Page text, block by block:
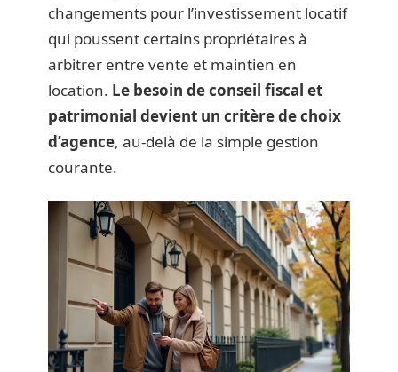
changements pour l’investissement locatif
qui poussent certains propriétaires à
arbitrer entre vente et maintien en
location. Le besoin de conseil fiscal et
patrimonial devient un critère de choix
d’agence, au-delà de la simple gestion
courante.